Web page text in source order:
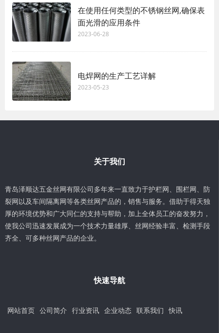
在使用任何类型的不锈钢丝网,确保表
面光滑的应用条件
2023-06-28
电焊网的生产工艺详解
2023-05-23
关于我们
青岛泽顺达五金丝网有限公司多年来一直致力于护栏网、围栏网、防
裂网以及车间隔离网等各类丝网产品的，销售与服务。借助于得天独
厚的环境优势和广大同仁的支持与帮助，加上全体员工的奋发努力，
使我公司迅速发展成为一个技术力量雄厚、丝网经验丰富、检测手段
齐全、可多种丝网产品的企业。
快速导航
网站首页 公司简介 行业资讯 企业动态 联系我们 快讯